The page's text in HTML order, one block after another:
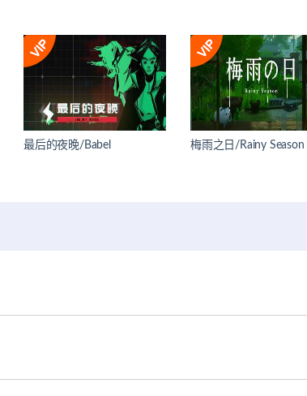
最后的夜晚/Babel 梅雨之日/Rainy Season